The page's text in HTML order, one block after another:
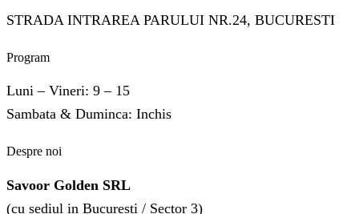
STRADA INTRAREA PARULUI NR.24, BUCURESTI
Program
Luni – Vineri: 9 – 15
Sambata & Duminca: Inchis
Despre noi
Savoor Golden SRL
(cu sediul in Bucuresti / Sector 3)